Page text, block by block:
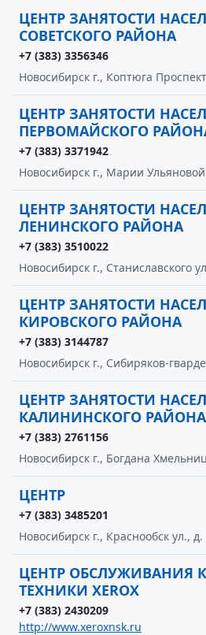
ЦЕНТР ЗАНЯТОСТИ
СОВЕТСКОГО РАЙОНА
+7 (383) 3356346
Новосибирск г., Коптюга
ЦЕНТР ЗАНЯТОСТИ
ПЕРВОМАЙСКОГО
+7 (383) 3371942
Новосибирск г., Марии
ЦЕНТР ЗАНЯТОСТИ
ЛЕНИНСКОГО РАЙОНА
+7 (383) 3510022
Новосибирск г., Станиславского
ЦЕНТР ЗАНЯТОСТИ
КИРОВСКОГО РАЙОНА
+7 (383) 3144787
Новосибирск г., Сибиряков-
ЦЕНТР ЗАНЯТОСТИ
КАЛИНИНСКОГО РАЙОНА
+7 (383) 2761156
Новосибирск г., Богдана
ЦЕНТР
+7 (383) 3485201
Новосибирск г., Краснообск ул., д.
ЦЕНТР ОБСЛУЖИВАНИЯ
ТЕХНИКИ XEROX
+7 (383) 2430209
http://www.xeroxnsk.ru